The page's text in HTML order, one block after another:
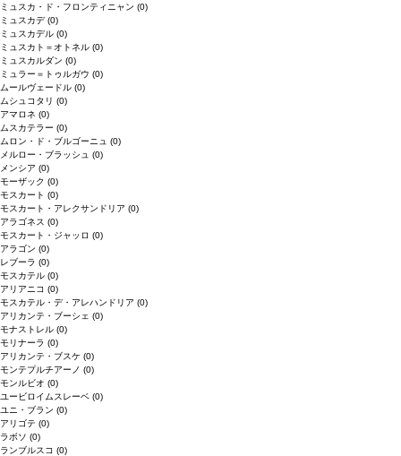
ミュスカ・ド・フロンティニャン (0)
ミュスカデ(0)
ミュスカデル (0)
ミュスカト＝オトネル (0)
ミュスカルダン (0)
ミュラー＝トゥルガウ (0)
ムールヴェードル (0)
ムシュコタリ (0)
アマロネ (0)
ムスカテラー (0)
ムロン・ド・ブルゴーニュ (0)
メルロー・ブラッシュ (0)
メンシア (0)
モーザック (0)
モスカート (0)
モスカート・アレクサンドリア (0)
アラゴネス (0)
モスカート・ジャッロ (0)
アラゴン (0)
レブーラ (0)
モスカテル (0)
アリアニコ (0)
モスカテル・デ・アレハンドリア (0)
アリカンテ・ブーシェ (0)
モナストレル (0)
モリナーラ (0)
アリカンテ・ブスケ (0)
モンテプルチアーノ (0)
モンルビオ (0)
ユービロイムスレーベ (0)
ユニ・ブラン (0)
アリゴテ (0)
ラボソ (0)
ランブルスコ (0)